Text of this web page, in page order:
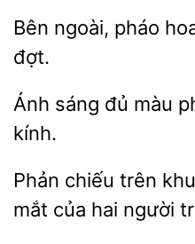
Bên
đợt.
Ánh sáng đủ
kính.
Phản
trên
của hai người